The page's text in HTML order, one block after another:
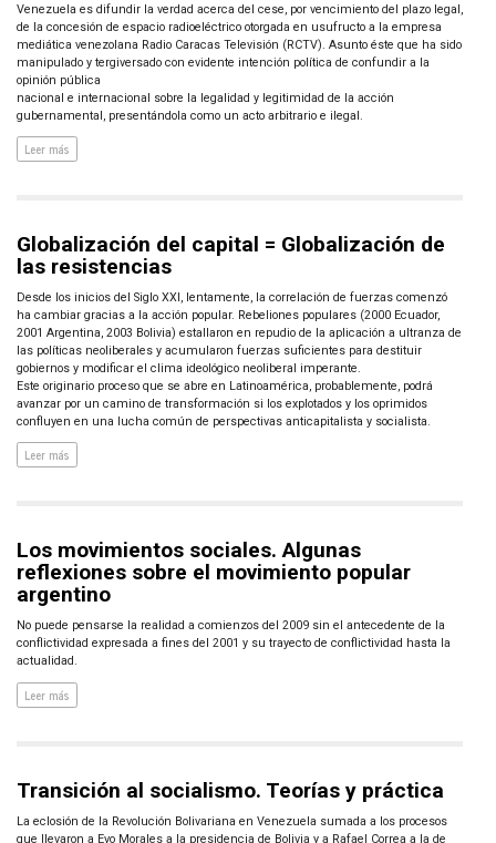
Venezuela es difundir la verdad acerca del cese, por vencimiento del plazo legal,
de la concesión de espacio radioeléctrico otorgada en usufructo a la empresa
mediática venezolana Radio Caracas Televisión (RCTV). Asunto éste que ha sido
manipulado y tergiversado con evidente intención política de confundir a la
opinión pública
nacional e internacional sobre la legalidad y legitimidad de la acción
gubernamental, presentándola como un acto arbitrario e ilegal.
Leer más
Globalización del capital = Globalización de
las resistencias
Desde los inicios del Siglo XXI, lentamente, la correlación de fuerzas comenzó
ha cambiar gracias a la acción popular. Rebeliones populares (2000 Ecuador,
2001 Argentina, 2003 Bolivia) estallaron en repudio de la aplicación a ultranza de
las políticas neoliberales y acumularon fuerzas suficientes para destituir
gobiernos y modificar el clima ideológico neoliberal imperante.
Este originario proceso que se abre en Latinoamérica, probablemente, podrá
avanzar por un camino de transformación si los explotados y los oprimidos
confluyen en una lucha común de perspectivas anticapitalista y socialista.
Leer más
Los movimientos sociales. Algunas
reflexiones sobre el movimiento popular
argentino
No puede pensarse la realidad a comienzos del 2009 sin el antecedente de la
conflictividad expresada a fines del 2001 y su trayecto de conflictividad hasta la
actualidad.
Leer más
Transición al socialismo. Teorías y práctica
La eclosión de la Revolución Bolivariana en Venezuela sumada a los procesos
que llevaron a Evo Morales a la presidencia de Bolivia y a Rafael Correa a la de